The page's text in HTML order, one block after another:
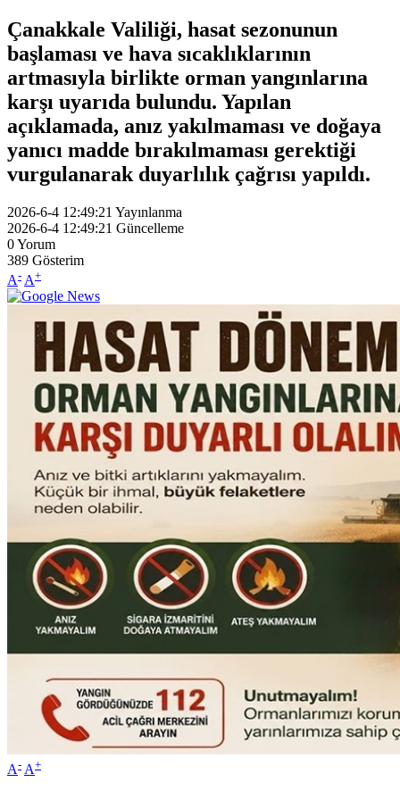
Çanakkale Valiliği, hasat sezonunun
başlaması ve hava sıcaklıklarının
artmasıyla birlikte orman yangınlarına
karşı uyarıda bulundu. Yapılan
açıklamada, anız yakılmaması ve doğaya
yanıcı madde bırakılmaması gerektiği
vurgulanarak duyarlılık çağrısı yapıldı.
2026-6-4 12:49:21 Yayınlanma
2026-6-4 12:49:21 Güncelleme
0Yorum
389 Gösterim
A- A+
A- A+